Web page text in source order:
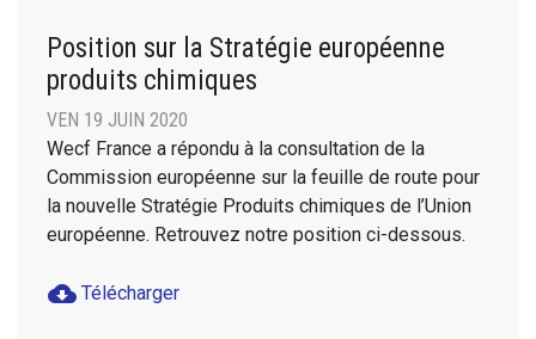
Position sur la Stratégie européenne
produits chimiques
VEN 19 JUIN 2020
Wecf France a répondu à la consultation de la
Commission européenne sur la feuille de route pour
la nouvelle Stratégie Produits chimiques de l’Union
européenne. Retrouvez notre position ci-dessous.
cloud_download Télécharger